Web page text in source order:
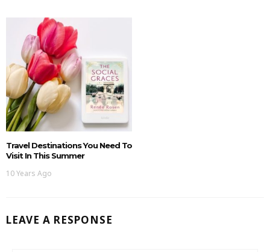
Travel Destinations You Need To
Visit In This Summer
10 Years Ago
LEAVE A RESPONSE